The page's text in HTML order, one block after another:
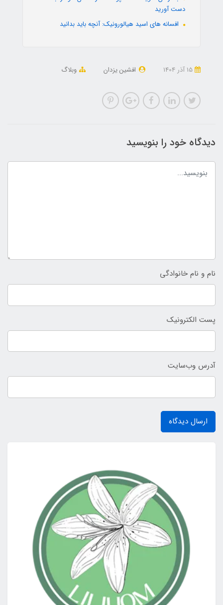
دست آورید
افسانه های اسید هیالورونیک: آنچه باید بدانید
افشین یزدان وبلاگ
دیدگاه خود را بنویسید
نام و نام خانوادگی
پست الکترونیک
آدرس وب‌سایت
ارسال دیدگاه